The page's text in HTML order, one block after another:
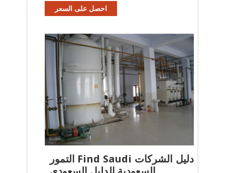
احصل على السعر
التمور Find Saudi دليل الشركات